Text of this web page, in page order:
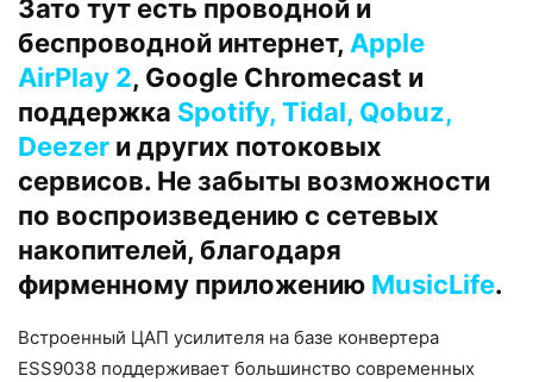
Зато тут есть проводной и
беспроводной интернет, Apple
AirPlay 2, Google Chromecast и
поддержка Spotify, Tidal, Qobuz,
Deezer и других потоковых
сервисов. Не забыты возможности
по воспроизведению с сетевых
накопителей, благодаря
фирменному приложению MusicLife.
Встроенный ЦАП усилителя на базе конвертера
ESS9038 поддерживает большинство современных